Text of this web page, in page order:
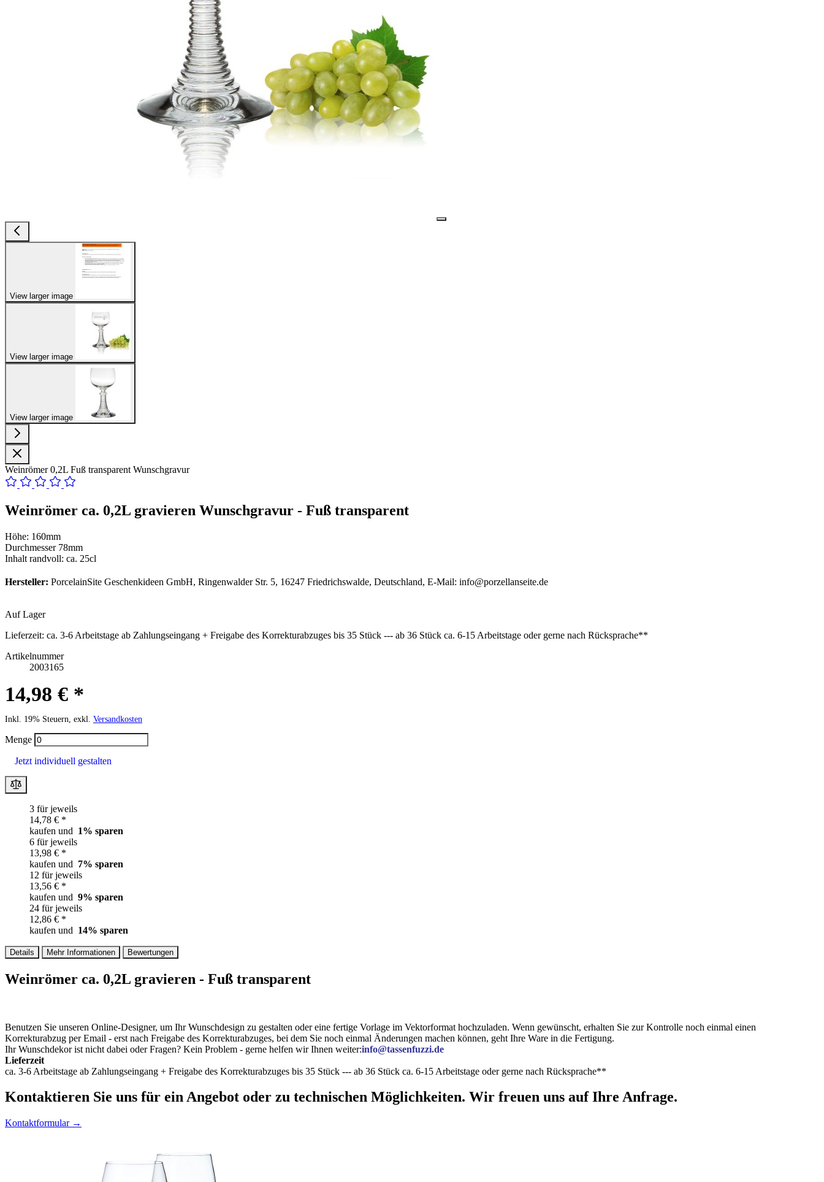
View larger image
View larger image
View larger image
Weinrömer 0,2L Fuß transparent Wunschgravur
Weinrömer ca. 0,2L gravieren Wunschgravur - Fuß transparent
Höhe: 160mm
Durchmesser 78mm
Inhalt randvoll: ca. 25cl
Hersteller: PorcelainSite Geschenkideen GmbH, Ringenwalder Str. 5, 16247 Friedrichswalde, Deutschland, E-Mail: info@porzellanseite.de
Auf Lager
Lieferzeit: ca. 3-6 Arbeitstage ab Zahlungseingang + Freigabe des Korrekturabzuges bis 35 Stück --- ab 36 Stück ca. 6-15 Arbeitstage oder gerne nach Rücksprache**
Artikelnummer
2003165
14,98 € *
Inkl. 19% Steuern, exkl. Versandkosten
Menge
Jetzt individuell gestalten
3 für jeweils
14,78 € *
kaufen und 1% sparen
6 für jeweils
13,98 € *
kaufen und 7% sparen
12 für jeweils
13,56 € *
kaufen und 9% sparen
24 für jeweils
12,86 € *
kaufen und 14% sparen
Details Mehr Informationen Bewertungen
Weinrömer ca. 0,2L gravieren - Fuß transparent
Benutzen Sie unseren Online-Designer, um Ihr Wunschdesign zu gestalten oder eine fertige Vorlage im Vektorformat hochzuladen. Wenn gewünscht, erhalten Sie zur Kontrolle noch einmal einen
Korrekturabzug per Email - erst nach Freigabe des Korrekturabzuges, bei dem Sie noch einmal Änderungen machen können, geht Ihre Ware in die Fertigung.
Ihr Wunschdekor ist nicht dabei oder Fragen? Kein Problem - gerne helfen wir Ihnen weiter:info@tassenfuzzi.de
Lieferzeit
ca. 3-6 Arbeitstage ab Zahlungseingang + Freigabe des Korrekturabzuges bis 35 Stück --- ab 36 Stück ca. 6-15 Arbeitstage oder gerne nach Rücksprache**
Kontaktieren Sie uns für ein Angebot oder zu technischen Möglichkeiten. Wir freuen uns auf Ihre Anfrage.
Kontaktformular →